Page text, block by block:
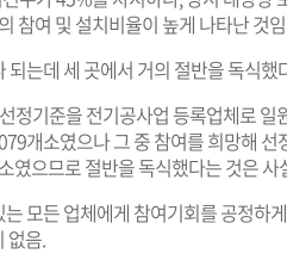
참여 및 설치비율이 높게 나타난 것임
는데 세 곳에서 거의 절반을 독식했
정기준을 전기공사업 등록업체로 일
개소였으나 그 중 참여를 희망해
였으므로 절반을 독식했다는 것은 사
모든 업체에게 참여기회를 공정하
없음.